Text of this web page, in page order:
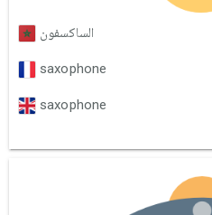
الساكسفون
saxophone
saxophone